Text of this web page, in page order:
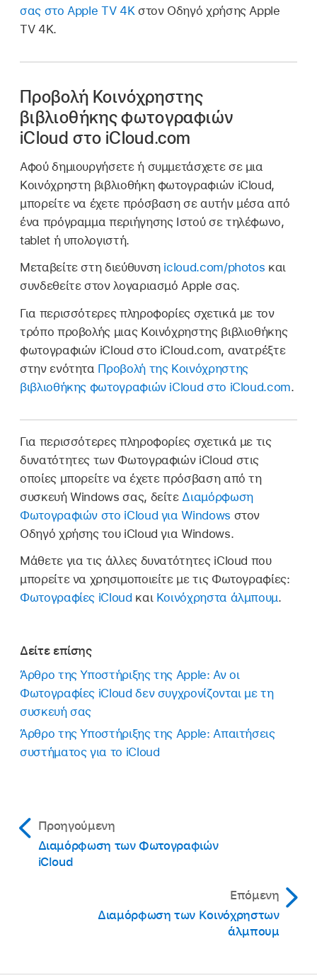
σας στο Apple TV 4K στον Οδηγό χρήσης Apple
TV 4K.
Προβολή Κοινόχρηστης
βιβλιοθήκης φωτογραφιών
iCloud στο iCloud.com
Αφού δημιουργήσετε ή συμμετάσχετε σε μια
Κοινόχρηστη βιβλιοθήκη φωτογραφιών iCloud,
μπορείτε να έχετε πρόσβαση σε αυτήν μέσα από
ένα πρόγραμμα περιήγησης Ιστού σε τηλέφωνο,
tablet ή υπολογιστή.
Μεταβείτε στη διεύθυνση icloud.com/photos και
συνδεθείτε στον λογαριασμό Apple σας.
Για περισσότερες πληροφορίες σχετικά με τον
τρόπο προβολής μιας Κοινόχρηστης βιβλιοθήκης
φωτογραφιών iCloud στο iCloud.com, ανατρέξτε
στην ενότητα Προβολή της Κοινόχρηστης
βιβλιοθήκης φωτογραφιών iCloud στο iCloud.com.
Για περισσότερες πληροφορίες σχετικά με τις
δυνατότητες των Φωτογραφιών iCloud στις
οποίες μπορείτε να έχετε πρόσβαση από τη
συσκευή Windows σας, δείτεΔιαμόρφωση
Φωτογραφιών στο iCloud για Windows στον
Οδηγό χρήσης του iCloud για Windows.
Μάθετε για τις άλλες δυνατότητες iCloud που
μπορείτε να χρησιμοποιείτε με τις Φωτογραφίες:
Φωτογραφίες iCloud και Κοινόχρηστα άλμπουμ.
Δείτε επίσης
Άρθρο της Υποστήριξης της Apple: Αν οι
Φωτογραφίες iCloud δεν συγχρονίζονται με τη
συσκευή σας
Άρθρο της Υποστήριξης της Apple: Απαιτήσεις
συστήματος για το iCloud
Προηγούμενη
Διαμόρφωση των Φωτογραφιών
iCloud
Επόμενη
Διαμόρφωση των Κοινόχρηστων
άλμπουμ